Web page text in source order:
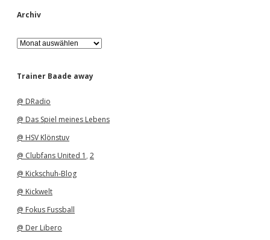
Archiv
A
r
h
Trainer Baade away
@ DRadio
@ Das Spiel meines Lebens
@ HSV Klönstuv
@ Clubfans United 1 , 2
@ Kickschuh-Blog
@ Kickwelt
@ Fokus Fussball
@ Der Libero